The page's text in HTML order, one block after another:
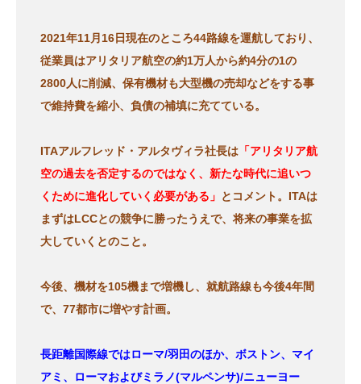
2021年11月16日現在のところ44路線を運航しており、
従業員はアリタリア航空の約1万人から約4分の1の
2800人に削減、保有機材も大型機の売却などをする事
で維持費を縮小、負債の補填に充てている。
ITAアルフレッド・アルタヴィラ社長は 「アリタリア航
空の過去を否定するのではなく、新たな時代に追いつ
くために進化していく必要がある」 とコメント。ITAは
まずはLCCとの競争に勝ったうえで、将来の事業を拡
大していくとのこと。
今後、機材を105機まで増機し、就航路線も今後4年間
で、77都市に増やす計画。
長距離国際線ではローマ/羽田のほか、ボストン、マイ
アミ、ローマおよびミラノ(マルペンサ)/ニューヨー